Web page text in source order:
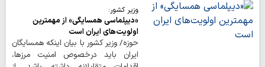
وزیر کشور:
«دیپلماسی همسایگی» از مهمترین
اولویت‌های ایران است
حوزه/ وزیر کشور با بیان اینکه همسایگان
ایران باید درخصوص امنیت مرزها،